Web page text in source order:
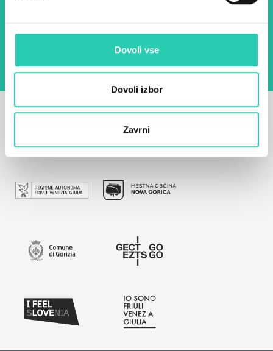
Dovoli vse
Dovoli izbor
Zavrni
seznanjen z obdelavo osebnih podatkov za
namen pošiljanja novic.Pravilnik o zasebnosti